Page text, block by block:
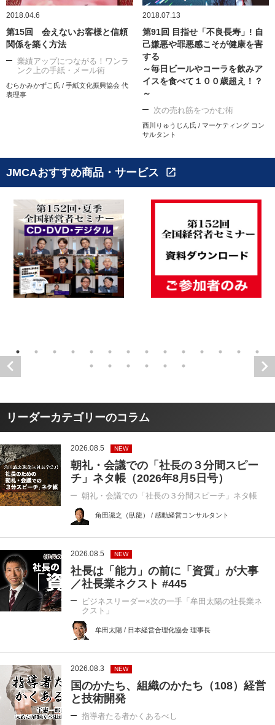
2018.04.6
第15回 会えないお客様と信頼
関係を築く方法
業績アップにつながる！ワンラ
ンク上の手紙・メール術
むらかみかずこ氏 / 手紙文化振興協会 代
表理事
2018.07.13
第91回 目指せ「不良長寿」! 自
己嫌悪や罪悪感こそが健康を害
する
～毎日ビールやコーラを飲みア
イスを食べて１００歳超え！？
～
次の売れ筋をつかむ術
西川りゅうじん氏 / マーケティング コン
サルタント
JMCAおすすめ商品・サービス open_in_new
リーダーカテゴリーのコラム
2026.08.5 NEW
朝礼・会議での「社長の３分間スピー
チ」ネタ帳（2026年8月5日号）
朝礼・会議での「社長の３分間スピーチ」ネタ帳
角田識之（臥龍） / 感動経営コンサルタント
2026.08.5 NEW
社長は「能力」の前に「資質」が大事
／社長業ネクスト #445
ビジネスリーダー×次の一手「牟田太陽の社長業ネ
クスト」
牟田太陽 / 日本経営合理化協会 理事長
2026.08.3 NEW
国のかたち、組織のかたち（108）経営
と技術開発
指導者たる者かくあるべし